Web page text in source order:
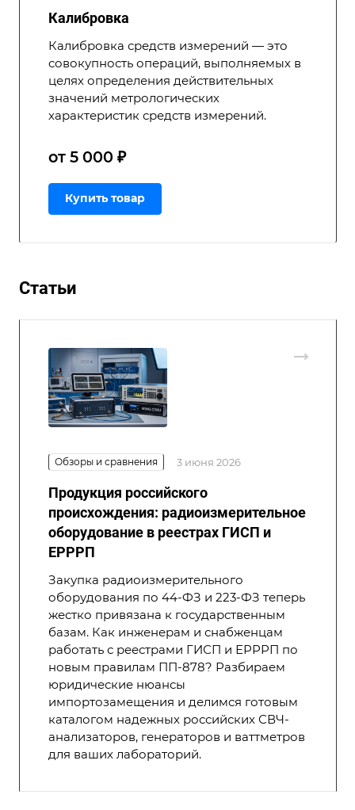
Калибровка
Калибровка средств измерений — это
совокупность операций, выполняемых в
целях определения действительных
значений метрологических
характеристик средств измерений.
от 5 000 ₽
Купить товар
Статьи
Обзоры и сравнения 3 июня 2026
Продукция российского
происхождения: радиоизмерительное
оборудование в реестрах ГИСП и
ЕРРРП
Закупка радиоизмерительного
оборудования по 44-ФЗ и 223-ФЗ теперь
жестко привязана к государственным
базам. Как инженерам и снабженцам
работать с реестрами ГИСП и ЕРРРП по
новым правилам ПП-878? Разбираем
юридические нюансы
импортозамещения и делимся готовым
каталогом надежных российских СВЧ-
анализаторов, генераторов и ваттметров
для ваших лабораторий.